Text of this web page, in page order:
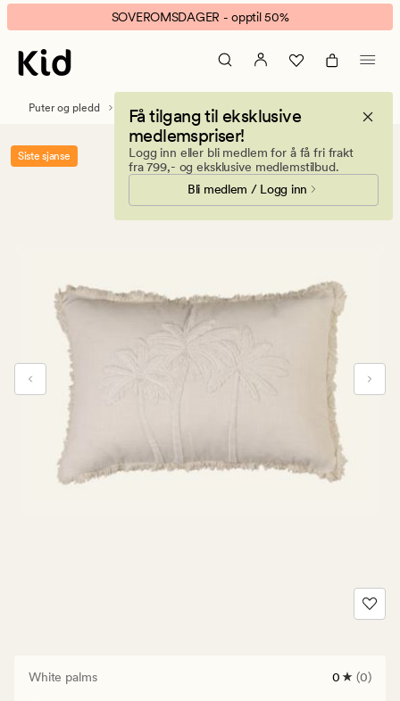
White
palms
pynteputetrekk
hvit
banner.
Klikk
ESCAPE
pause.
SOVEROMSDAGER - opptil 50%
Få tilgang til eksklusive
medlemspriser!
Logg inn eller bli medlem for å få fri frakt
fra 799,- og eksklusive medlemstilbud.
Bli medlem / Logg inn
Puter og pledd Pynteputer Pynteputetrekk
Siste sjanse
White palms
0
0 (0)